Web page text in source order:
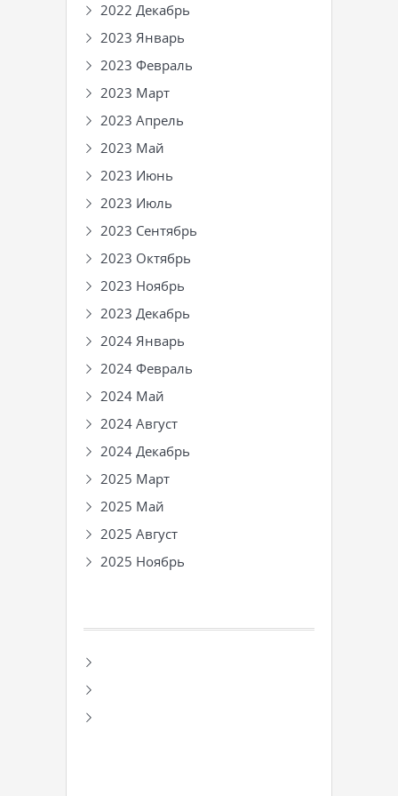
2022 Декабрь
2023 Январь
2023 Февраль
2023 Март
2023 Апрель
2023 Май
2023 Июнь
2023 Июль
2023 Сентябрь
2023 Октябрь
2023 Ноябрь
2023 Декабрь
2024 Январь
2024 Февраль
2024 Май
2024 Август
2024 Декабрь
2025 Март
2025 Май
2025 Август
2025 Ноябрь